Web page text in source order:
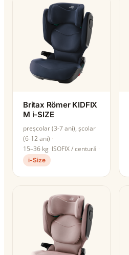
Britax Römer KIDFIX
M i-SIZE
preșcolar (3-7 ani), școlar
(6-12 ani)
15–36 kg ISOFIX / centură
i-Size